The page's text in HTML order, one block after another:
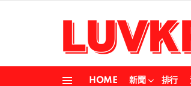
HOME 新聞 排行